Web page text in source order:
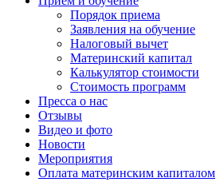
Порядок приема
Заявления на обучение
Налоговый вычет
Материнский капитал
Калькулятор стоимости
Стоимость программ
Пресса о нас
Отзывы
Видео и фото
Новости
Мероприятия
Оплата материнским капиталом